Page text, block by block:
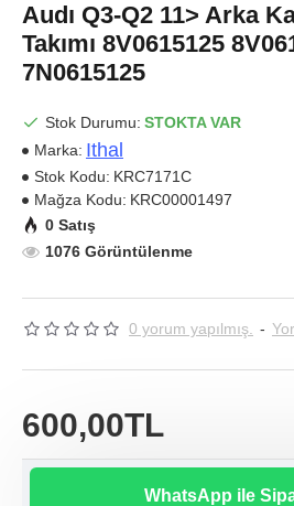
Audı Q3-Q2 11> Arka
Takımı 8V0615125
7N0615125
Stok Durumu: STOKTA VAR
Marka: Ithal
Stok Kodu: KRC7171C
Mağza Kodu: KRC00001497
0 Satış
1076 Görüntülenme
0 yorum yapılmış. -
600,00TL
WhatsApp ile